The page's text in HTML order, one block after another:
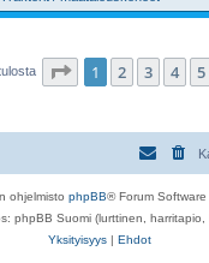
Sivu /16
1 2 3 4 5
ohjelmisto phpBB® Forum
phpBB Suomi (lurttinen, harritapio,
Yksityisyys | Ehdot